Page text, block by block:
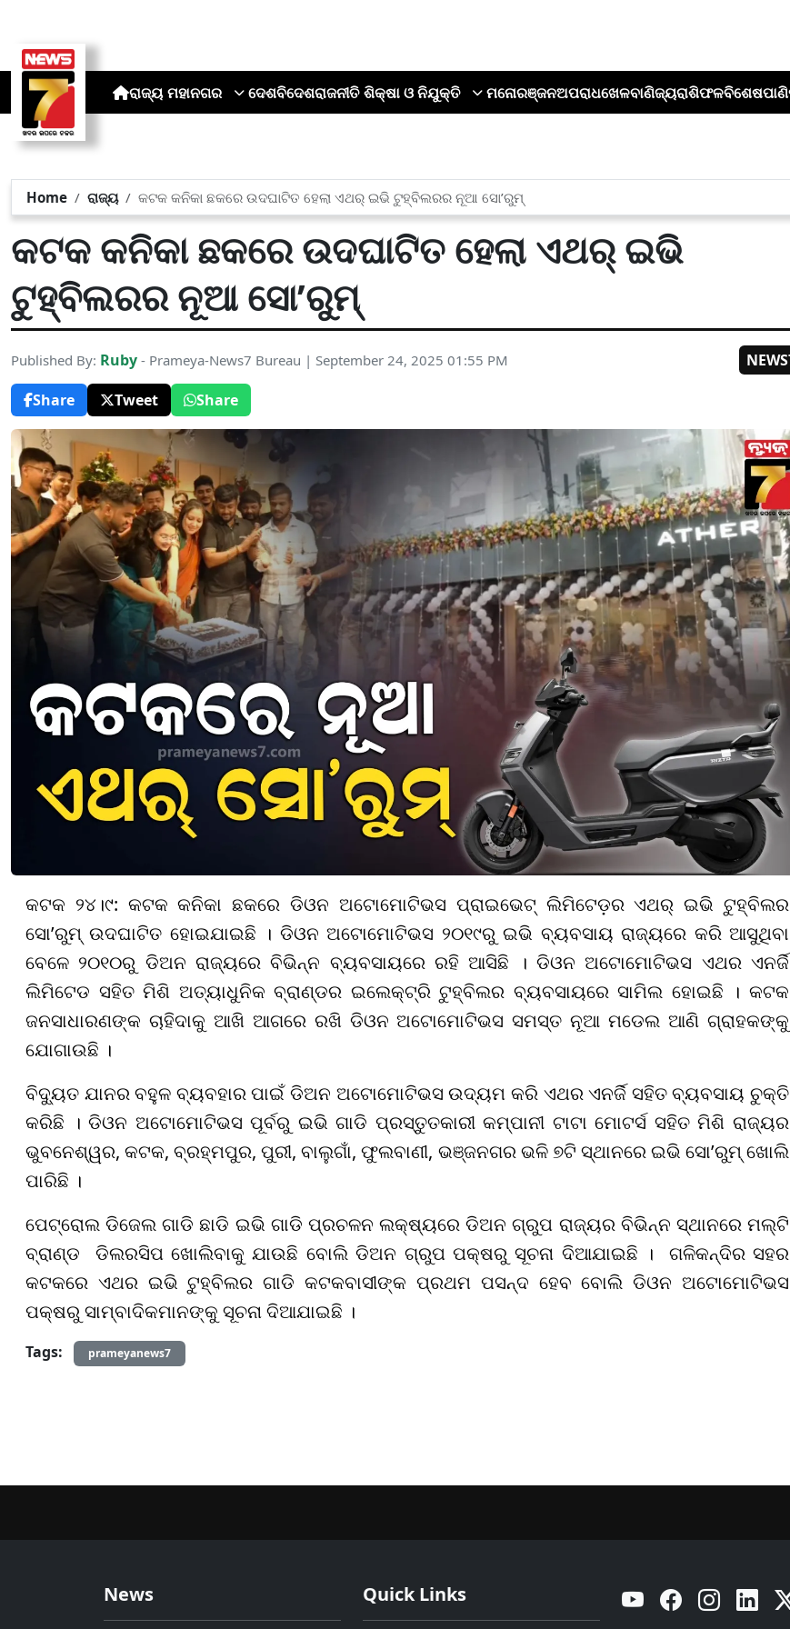
ରାଜ୍ୟ ମହାନଗର ଦେଶବିଦେଶରାଜନୀତି ଶିକ୍ଷା ଓ ନିଯୁକ୍ତି ମନୋରଞ୍ଜନଅପରାଧଖେଳବାଣିଜ୍ୟରାଶିଫଳବିଶେଷ
Home ରାଜ୍ୟ କଟକ କନିକା ଛକରେ ଉଦଘାଟିତ ହେଲା ଏଥର୍ ଇଭି ଟୁହ୍ବିଲରର ନୂଆ ସୋ’ରୁମ୍
କଟକ କନିକା ଛକରେ ଉଦଘାଟିତ ହେଲା ଏଥର୍ ଇଭି
ଟୁହ୍ବିଲରର ନୂଆ ସୋ’ରୁମ୍
Published By: Ruby - Prameya-News7 Bureau | September 24, 2025 01:55 PM
Share
Tweet Share
କଟକ ୨୪।୯: କଟକ କନିକା ଛକରେ ଡିଓନ ଅଟୋମୋଟିଭସ ପ୍ରାଇଭେଟ୍ ଲିମିଟେଡ଼ର ଏଥର୍ ଇଭି ଟୁହ୍ବିଲର
ସୋ’ରୁମ୍ ଉଦଘାଟିତ ହୋଇଯାଇଛି । ଡିଓନ ଅଟୋମୋଟିଭସ ୨୦୧୯ରୁ ଇଭି ବ୍ୟବସାୟ ରାଜ୍ୟରେ କରି ଆସୁଥିବା
ବେଳେ ୨୦୧୦ରୁ ଡିଅନ ରାଜ୍ୟରେ ବିଭିନ୍ନ ବ୍ୟବସାୟରେ ରହି ଆସିଛି । ଡିଓନ ଅଟୋମୋଟିଭସ ଏଥର ଏନର୍ଜି
ଲିମିଟେଡ ସହିତ ମିଶି ଅତ୍ୟାଧୁନିକ ବ୍ରାଣ୍ଡର ଇଲେକ୍ଟ୍ରି ଟୁହ୍ବିଲର ବ୍ୟବସାୟରେ ସାମିଲ ହୋଇଛି । କଟକ
ଜନସାଧାରଣଙ୍କ ଚାହିଦାକୁ ଆଖି ଆଗରେ ରଖି ଡିଓନ ଅଟୋମୋଟିଭସ ସମସ୍ତ ନୂଆ ମଡେଲ ଆଣି ଗ୍ରାହକଙ୍କୁ
ଯୋଗାଉଛି ।
ବିଦ୍ୟୁତ ଯାନର ବହୁଳ ବ୍ୟବହାର ପାଇଁ ଡିଅନ ଅଟୋମୋଟିଭସ ଉଦ୍ୟମ କରି ଏଥର ଏନର୍ଜି ସହିତ ବ୍ୟବସାୟ ଚୁକ୍ତି
କରିଛି । ଡିଓନ ଅଟୋମୋଟିଭସ ପୂର୍ବରୁ ଇଭି ଗାଡି ପ୍ରସ୍ତୁତକାରୀ କମ୍ପାନୀ ଟାଟା ମୋଟର୍ସ ସହିତ ମିଶି ରାଜ୍ୟର
ଭୁବନେଶ୍ୱର, କଟକ, ବ୍ରହ୍ମପୁର, ପୁରୀ, ବାଲୁଗାଁ, ଫୁଲବାଣୀ, ଭଞ୍ଜନଗର ଭଳି ୭ଟି ସ୍ଥାନରେ ଇଭି ସୋ’ରୁମ୍ ଖୋଲି
ପାରିଛି ।
ପେଟ୍ରୋଲ ଡିଜେଲ ଗାଡି ଛାଡି ଇଭି ଗାଡି ପ୍ରଚଳନ ଲକ୍ଷ୍ୟରେ ଡିଅନ ଗ୍ରୁପ ରାଜ୍ୟର ବିଭିନ୍ନ ସ୍ଥାନରେ ମଲ୍ଟି
ବ୍ରାଣ୍ଡ ଡିଲରସିପ ଖୋଲିବାକୁ ଯାଉଛି ବୋଲି ଡିଅନ ଗ୍ରୁପ ପକ୍ଷରୁ ସୂଚନା ଦିଆଯାଇଛି । ଗଳିକନ୍ଦିର ସହର
କଟକରେ ଏଥର ଇଭି ଟୁହ୍ବିଲର ଗାଡି କଟକବାସୀଙ୍କ ପ୍ରଥମ ପସନ୍ଦ ହେବ ବୋଲି ଡିଓନ ଅଟୋମୋଟିଭସ
ପକ୍ଷରୁ ସାମ୍ବାଦିକମାନଙ୍କୁ ସୂଚନା ଦିଆଯାଇଛି ।
Tags: prameyanews7
News Quick Links YouTube Facebook Instagram